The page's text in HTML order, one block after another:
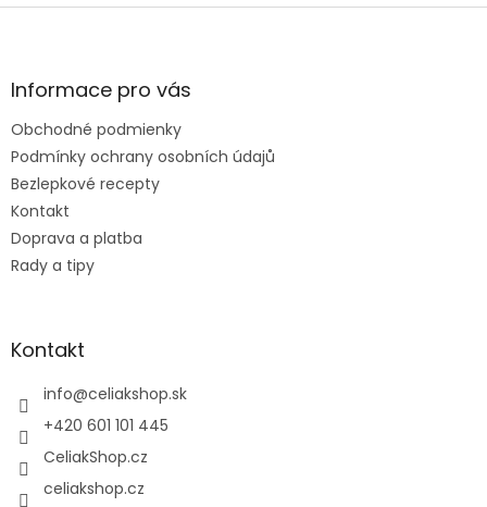
Z
ä
e
Informace pro vás
Obchodné podmienky
Podmínky ochrany osobních údajů
Bezlepkové recepty
Kontakt
Doprava a platba
Rady a tipy
Kontakt
info@celiakshop.sk
+420 601 101 445
CeliakShop.cz
celiakshop.cz